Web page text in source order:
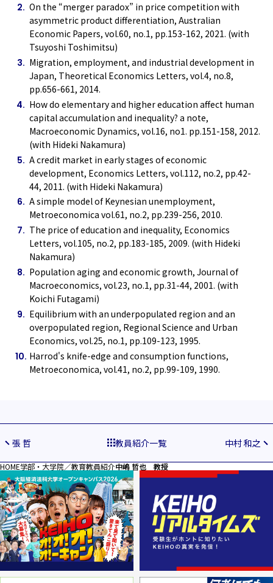
On the “merger paradox” in price competition with
asymmetric product differentiation, Australian
Economic Papers, vol.60, no.1, pp.153-162, 2021. (with
Tsuyoshi Toshimitsu)
Migration, employment, and industrial development in
Japan, Theoretical Economics Letters, vol.4, no.8,
pp.656-661, 2014.
How do elementary and higher education affect human
capital accumulation and inequality? a note,
Macroeconomic Dynamics, vol.16, no1. pp.151-158, 2012.
(with Hideki Nakamura)
A credit market in early stages of economic
development, Economics Letters, vol.112, no.2, pp.42-
44, 2011. (with Hideki Nakamura)
A simple model of Keynesian unemployment,
Metroeconomica vol.61, no.2, pp.239-256, 2010.
The price of education and inequality, Economics
Letters, vol.105, no.2, pp.183-185, 2009. (with Hideki
Nakamura)
Population aging and economic growth, Journal of
Macroeconomics, vol.23, no.1, pp.31-44, 2001. (with
Koichi Futagami)
Equilibrium with an underpopulated region and an
overpopulated region, Regional Science and Urban
Economics, vol.25, no.1, pp.109-123, 1995.
Harrod's knife-edge and consumption functions,
Metroeconomica, vol.41, no.2, pp.99-109, 1990.
張 哲 教員紹介一覧 中村 和之
HOME学部・大学院／教育教員紹介中嶋 哲也 教授